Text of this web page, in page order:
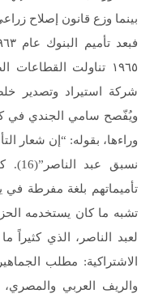
بينما وزع قانون إصلاح
ويُفّصح سامي الجندي في
وراءها، بقوله: “إن شعار
نسبق
تأميماتهم بلغة مفرطة في
تشبه ما كان يستخدمه
لعبد الناصر، الذي كثيراً
الاشتراكية: مطلب
والريف العربي